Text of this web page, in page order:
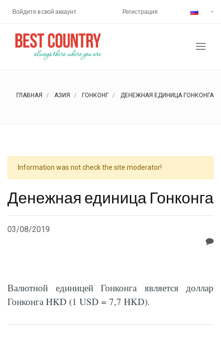
Войдите в свой аккаунт Регистрация
ГЛАВНАЯ АЗИЯ ГОНКОНГ ДЕНЕЖНАЯ ЕДИНИЦА ГОНКОНГА
Information was not check the site moderator!
Денежная единица Гонконга
03/08/2019
Валютной единицей Гонконга является доллар
Гонконга HKD (1 USD = 7,7 HKD).